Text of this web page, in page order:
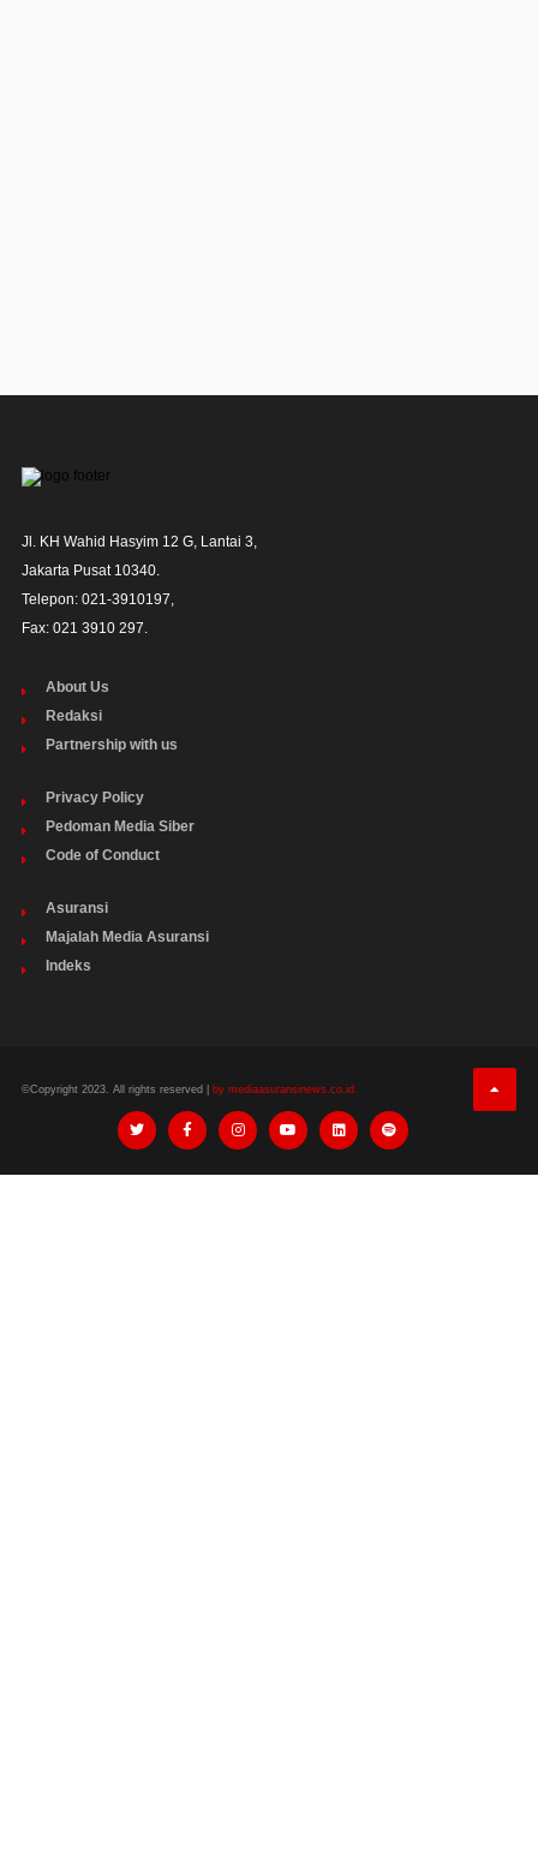
Jl. KH Wahid Hasyim 12 G, Lantai 3,
Jakarta Pusat 10340.
Telepon: 021-3910197,
Fax: 021 3910 297.
About Us
Redaksi
Partnership with us
Privacy Policy
Pedoman Media Siber
Code of Conduct
Asuransi
Majalah Media Asuransi
Indeks
©Copyright 2023. All rights reserved | by mediaasuransinews.co.id.